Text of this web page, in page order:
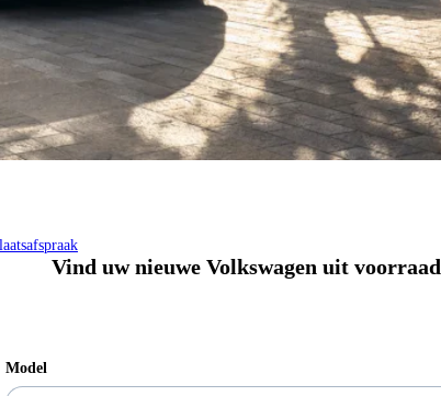
Vind uw nieuwe Volkswagen uit voorraad
Model